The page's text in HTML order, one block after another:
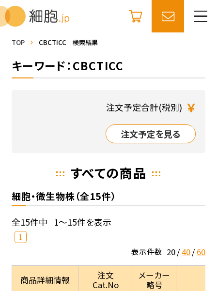
TOP CBCTICC 検索結果
キーワード：CBCTICC
注文予定合計(税別) ￥
注文予定を見る
すべての商品
細胞・微生物株（全15件）
全15件中 1～15件を表示
1
表示件数 20 40 60
商品詳細情報
注文
Cat.No
メーカー
略号